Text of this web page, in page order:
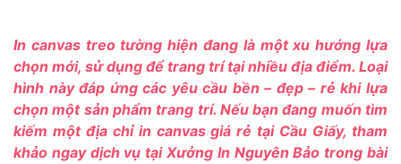
In canvas treo tường hiện đang là một xu hướng lựa
chọn mới, sử dụng để trang trí tại nhiều địa điểm. Loại
hình này đáp ứng các yêu cầu bền – đẹp – rẻ khi lựa
chọn một sản phẩm trang trí. Nếu bạn đang muốn tìm
kiếm một địa chỉ in canvas giá rẻ tại Cầu Giấy, tham
khảo ngay dịch vụ tại Xưởng In Nguyên Bảo trong bài